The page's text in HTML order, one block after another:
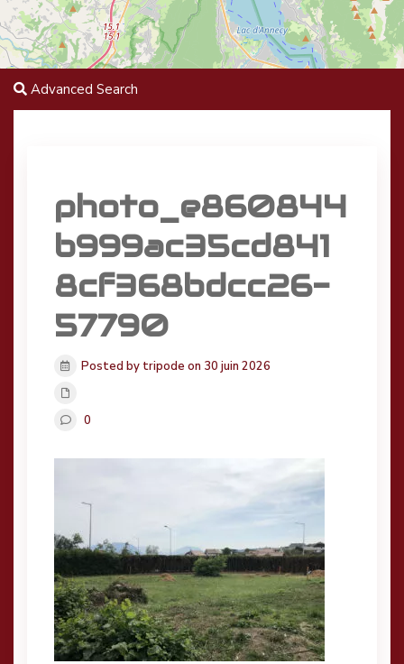
Advanced Search
photo_e860844
b999ac35cd841
8cf368bdcc26-
57790
Posted by tripode on 30 juin 2026
0